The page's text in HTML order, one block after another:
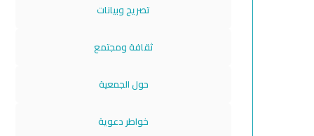
تصريح وبيانات
ثقافة ومجتمع
حول الجمعية
خواطر دعوية